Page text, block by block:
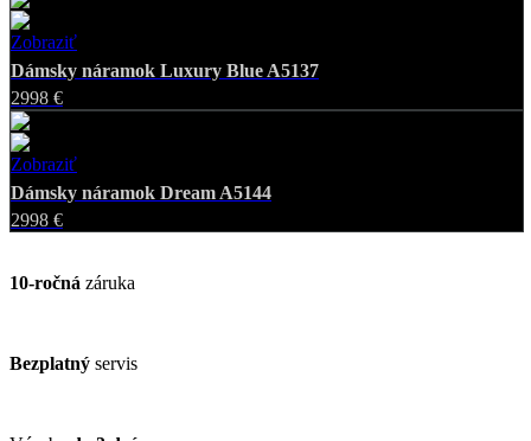
Zobraziť
Dámsky náramok Luxury Blue A5137
2998 €
Zobraziť
Dámsky náramok Dream A5144
2998 €
10-ročná záruka
Bezplatný servis